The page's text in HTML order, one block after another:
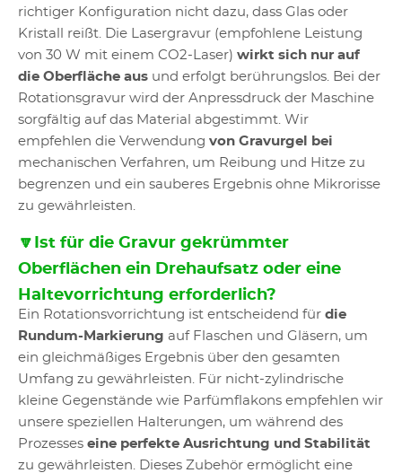
richtiger Konfiguration nicht dazu, dass Glas oder
Kristall reißt. Die Lasergravur (empfohlene Leistung
von 30 W mit einem CO2-Laser) wirkt sich nur auf
die Oberfläche aus und erfolgt berührungslos. Bei der
Rotationsgravur wird der Anpressdruck der Maschine
sorgfältig auf das Material abgestimmt. Wir
empfehlen die Verwendung von Gravurgel bei
mechanischen Verfahren, um Reibung und Hitze zu
begrenzen und ein sauberes Ergebnis ohne Mikrorisse
zu gewährleisten.
🔽Ist für die Gravur gekrümmter
Oberflächen ein Drehaufsatz oder eine
Haltevorrichtung erforderlich?
Ein Rotationsvorrichtung ist entscheidend für die
Rundum-Markierung auf Flaschen und Gläsern, um
ein gleichmäßiges Ergebnis über den gesamten
Umfang zu gewährleisten. Für nicht-zylindrische
kleine Gegenstände wie Parfümflakons empfehlen wir
unsere speziellen Halterungen, um während des
Prozesses eine perfekte Ausrichtung und Stabilität
zu gewährleisten. Dieses Zubehör ermöglicht eine